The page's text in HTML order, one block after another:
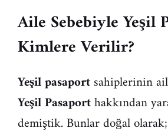
Aile Sebebiyle Yeşil
KimlereVerilir?
Yeşil pasaportsahiplerinin
Yeşil Pasaporthakkından
demiştik. Bunlar doğal olarak;